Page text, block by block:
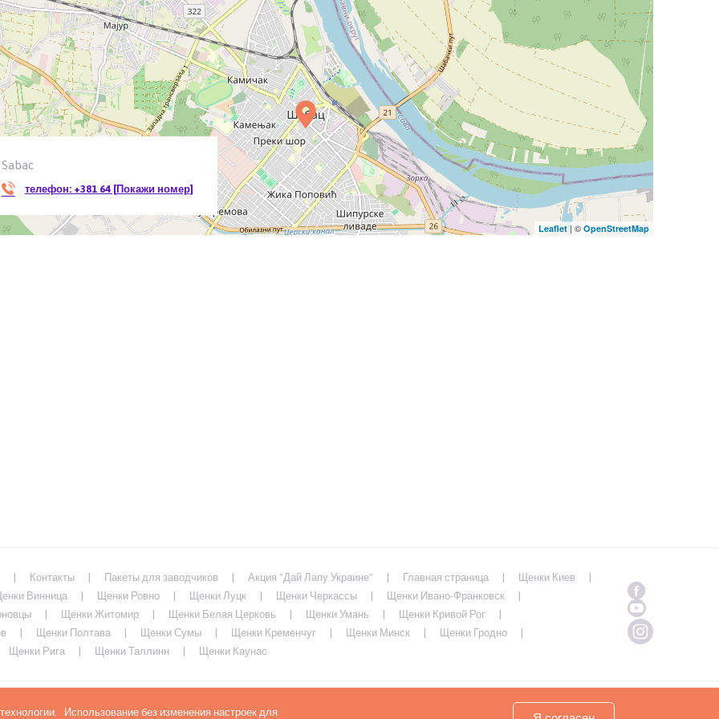
Sabac
телефон: +381 64 [Покажи номер]
Leaflet | ©OpenStreetMap
Контакты Пакеты для заводчиков Акция "Дай Лапу Украине" Главная страница
Щенки Киев
Винница
Щенки Ровно Щенки Луцк Щенки Черкассы
Щенки Ивано-Франковск
Щенки Житомир Щенки Белая Церковь Щенки Умань
Щенки Кривой Рог
Щенки Полтава Щенки Сумы Щенки Кременчуг Щенки Минск
Щенки Гродно
Щенки Рига
Щенки Таллинн Щенки Каунас
Copyrights ( c ) 2026 Look4dog.com
Использование без изменения настроек для